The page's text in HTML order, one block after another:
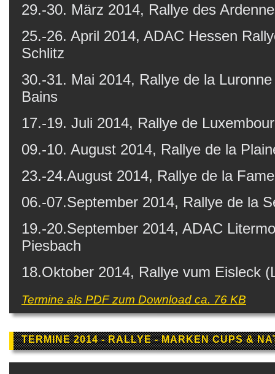
29.-30. März 2014, Rallye des
25.-26. April 2014, ADAC Hessen
Schlitz
30.-31. Mai 2014, Rallye de la
Bains
17.-19. Juli 2014, Rallye de
09.-10. August 2014, Rallye de la
23.-24.August 2014, Rallye de la
06.-07.September 2014, Rallye de la
19.-20.September 2014, ADAC
Piesbach
18.Oktober 2014, Rallye vum Eisleck
Termine als PDF zum Download ca. 76 KB
TERMINE 2014 - RALLYE - MARKEN CUPS &